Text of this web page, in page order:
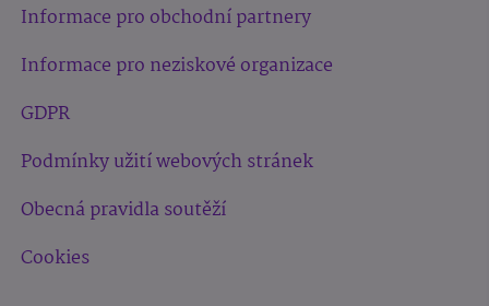
Informace pro obchodní partnery
Informace pro neziskové organizace
GDPR
Podmínky užití webových stránek
Obecná pravidla soutěží
Cookies